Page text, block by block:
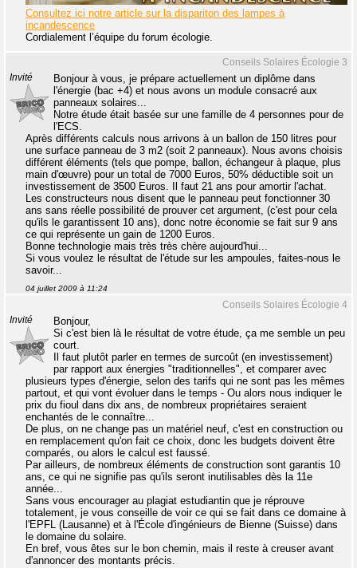
Consultez ici notre article sur la dispariton des lampes à
incandescence
Cordialement l’équipe du forum écologie.
Conseils Solaires Écologie 3
Invité
Bonjour à vous, je prépare actuellement un diplôme dans
l'énergie (bac +4) et nous avons un module consacré aux
panneaux solaires...
Notre étude était basée sur une famille de 4 personnes pour de
l'ECS.
Après différents calculs nous arrivons à un ballon de 150 litres pour
une surface panneau de 3 m2 (soit 2 panneaux). Nous avons choisis
différent éléments (tels que pompe, ballon, échangeur à plaque, plus
main d'œuvre) pour un total de 7000 Euros, 50% déductible soit un
investissement de 3500 Euros. Il faut 21 ans pour amortir l'achat.
Les constructeurs nous disent que le panneau peut fonctionner 30
ans sans réelle possibilité de prouver cet argument, (c'est pour cela
qu'ils le garantissent 10 ans), donc notre économie se fait sur 9 ans
ce qui représente un gain de 1200 Euros.
Bonne technologie mais très très chère aujourd'hui...
Si vous voulez le résultat de l'étude sur les ampoules, faites-nous le
savoir...
04 juillet 2009 à 11:24
Conseils Solaires Écologie 4
Invité
Bonjour,
Si c'est bien là le résultat de votre étude, ça me semble un peu
court.
Il faut plutôt parler en termes de surcoût (en investissement)
par rapport aux énergies "traditionnelles", et comparer avec
plusieurs types d'énergie, selon des tarifs qui ne sont pas les mêmes
partout, et qui vont évoluer dans le temps - Ou alors nous indiquer le
prix du fioul dans dix ans, de nombreux propriétaires seraient
enchantés de le connaître...
De plus, on ne change pas un matériel neuf, c'est en construction ou
en remplacement qu'on fait ce choix, donc les budgets doivent être
comparés, ou alors le calcul est faussé.
Par ailleurs, de nombreux éléments de construction sont garantis 10
ans, ce qui ne signifie pas qu'ils seront inutilisables dès la 11e
année...
Sans vous encourager au plagiat estudiantin que je réprouve
totalement, je vous conseille de voir ce qui se fait dans ce domaine à
l'EPFL (Lausanne) et à l'École d'ingénieurs de Bienne (Suisse) dans
le domaine du solaire.
En bref, vous êtes sur le bon chemin, mais il reste à creuser avant
d'annoncer des montants précis.